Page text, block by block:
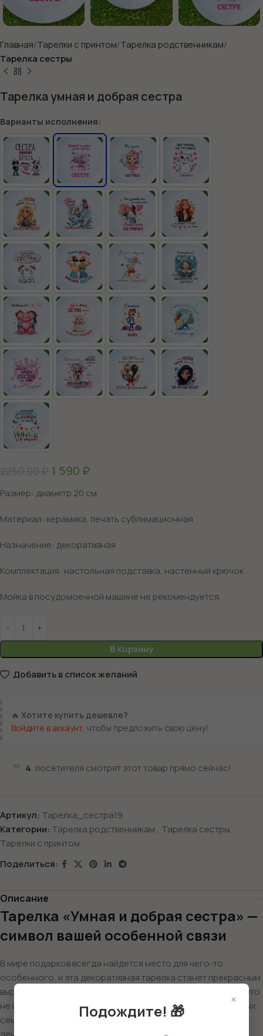
Главная Тарелки с принтом Тарелка родственникам
Тарелка сестры
Тарелка умная и добрая сестра
Варианты исполнения:
2250,00₽ 1 590 ₽
Размер: диаметр 20 см
Материал: керамика, печать сублимационная
Назначение: декоративная
Комплектация: настольная подставка, настенный крючок
Мойка в посудомоечной машине не рекомендуется.
В Корзину
Добавить в список желаний
🔥 Хотите купить дешевле?
Войдите в аккаунт , чтобы предложить свою цену!
4 посетителя смотрят этот товар прямо сейчас!
Артикул: Тарелка_сестра19
Категории: Тарелка родственникам, Тарелка сестры,
Тарелки с принтом
Поделиться:
Описание
Тарелка «Умная и добрая сестра» —
символ вашей особенной связи
В мире подарков всегда найдется место для чего-то
особенного, и эта декоративная тарелка станет прекрасным
выражением любви и признательности для вашей сестры. Это
не просто предмет посуды, а символ вашей дружбы и теплых
семейных отношений, который будет радовать ее каждый
×
Подождите! 🎁